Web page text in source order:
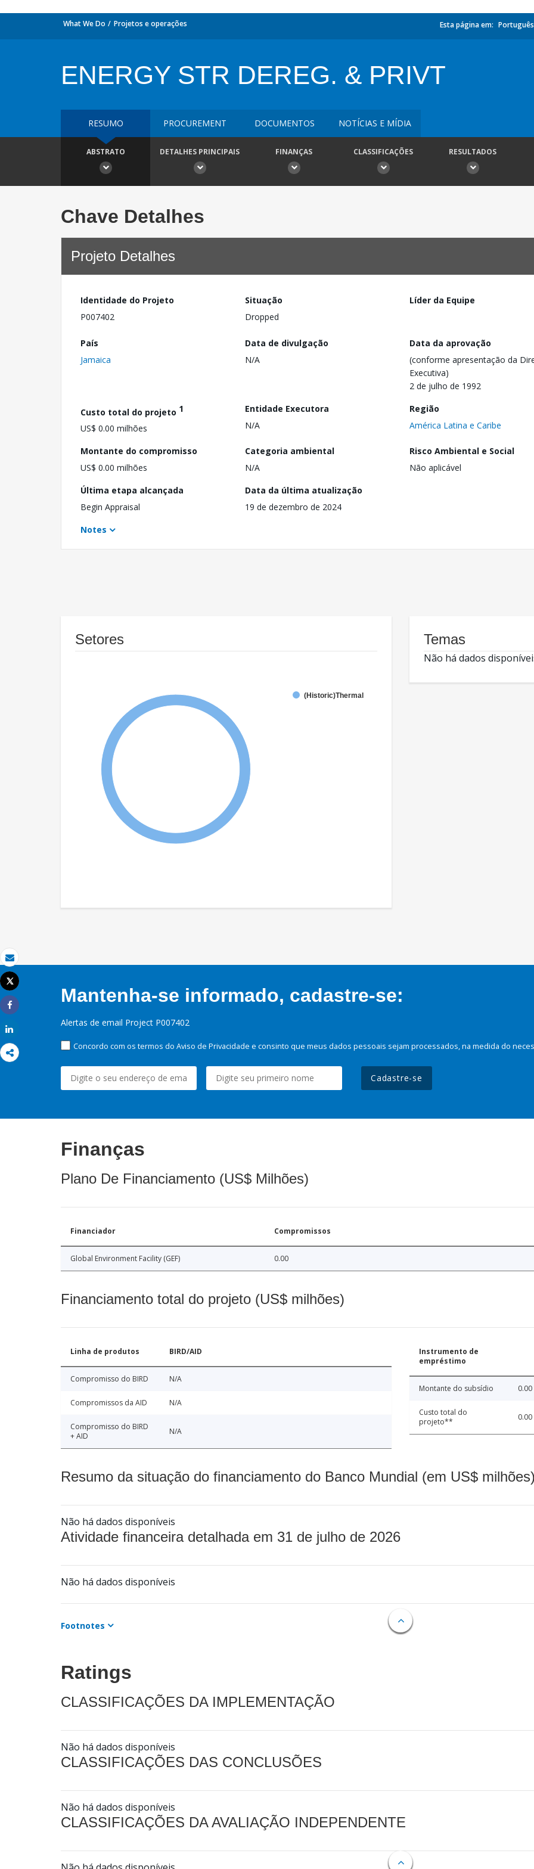
Email
Imprimir
Tweet
Share
What We Do Projetos e operações Esta página em: Português
ENERGY STR DEREG. & PRIVT
RESUMO PROCUREMENT DOCUMENTOS NOTÍCIAS E MÍDIA
ABSTRATO DETALHES PRINCIPAIS FINANÇAS CLASSIFICAÇÕES RESULTADOS
Chave Detalhes
Projeto Detalhes
Identidade do Projeto
P007402
Situação
Dropped
Líder da Equipe
País
Jamaica
Data de divulgação
N/A
Data da aprovação
(conforme apresentação da
Executiva)
2 de julho de 1992
Custo total do projeto 1
US$ 0.00 milhões
Entidade Executora
N/A
Região
América Latina e Caribe
Montante do compromisso
US$ 0.00 milhões
Categoria ambiental
N/A
Risco Ambiental e Social
Não aplicável
Última etapa alcançada
Begin Appraisal
Data da última atualização
19 de dezembro de 2024
Notes
Setores
(Historic)Thermal
Temas
Não há dados
Mantenha-se informado, cadastre-se:
Alertas de email Project P007402
Concordo com os termos do Aviso de Privacidade e consinto que meus dados pessoais sejam processados, na medida do
Cadastre-se
Finanças
Plano De Financiamento (US$ Milhões)
Financiador Compromissos
Global Environment Facility (GEF) 0.00
Financiamento total do projeto (US$ milhões)
Linha de produtos BIRD/AID
Compromisso do BIRD N/A
Compromissos da AID N/A
Compromisso do BIRD
+ AID
N/A
Instrumento de
empréstimo
Montante do subsídio 0.00
Custo total do
projeto**
0.00
Resumo da situação do financiamento do Banco Mundial (em US$
Não há dados disponíveis
Atividade financeira detalhada em 31 de julho de 2026
Não há dados disponíveis
Footnotes
Ratings
CLASSIFICAÇÕES DA IMPLEMENTAÇÃO
Não há dados disponíveis
CLASSIFICAÇÕES DAS CONCLUSÕES
Não há dados disponíveis
CLASSIFICAÇÕES DA AVALIAÇÃO INDEPENDENTE